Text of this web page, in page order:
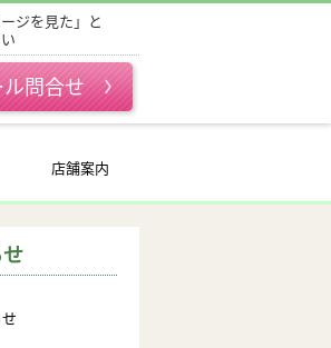
ージを見た」と
問合せ
店舗案内